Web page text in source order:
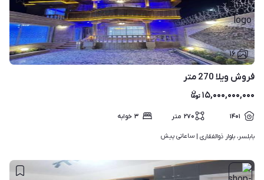
۱۶
فروش ویلا 270 متر
۱۵,۰۰۰,۰۰۰,۰۰۰
۱۴۰۱ ۲۷۰ متر ۳ خوابه
بابلسر، بلوار ذوالفقاری | ساعاتی پیش